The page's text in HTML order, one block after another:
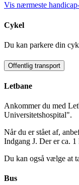
Vis nærmeste
Cykel
Du kan parkere din
Offentlig transport
Letbane
Ankommer du med
Universitetshospital".
Når du er stået af,
Indgang J. Der er ca.
Du kan også vælge at
Bus